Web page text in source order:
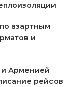
азартным
и
Арменией
рейсов